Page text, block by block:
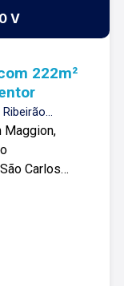
V
222m²
Maggion,
Carlos
Ideal para
portão;